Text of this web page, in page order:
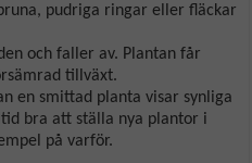
pudriga ringar eller fläckar
och faller av. Plantan får
tillväxt.
en smittad planta visar synliga
bra att ställa nya plantor i
på varför.